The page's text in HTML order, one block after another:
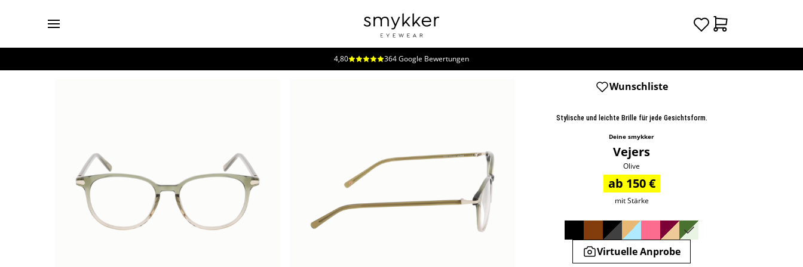
Login
4,80 364 Google Bewertungen
Wunschliste
Stylische und leichte Brille für jede Gesichtsform.
Deine smykker
Vejers
Olive
ab 150 €
mit Stärke
Virtuelle Anprobe